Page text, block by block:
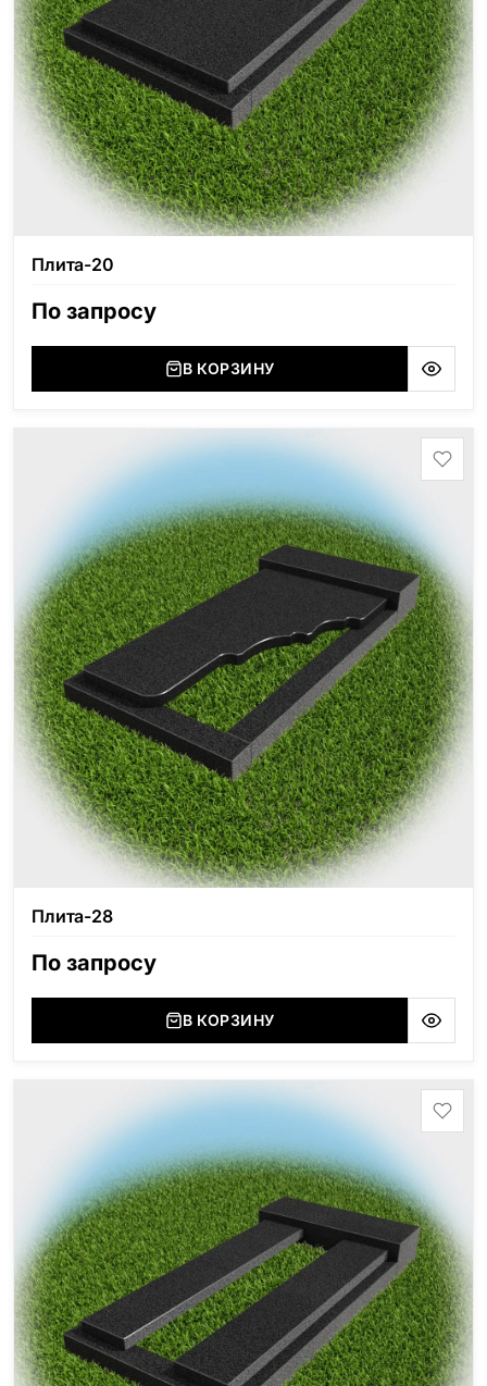
Плита-20
По запросу
В КОРЗИНУ
Плита-28
По запросу
В КОРЗИНУ